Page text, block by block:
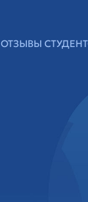
ОТЗЫВЫ